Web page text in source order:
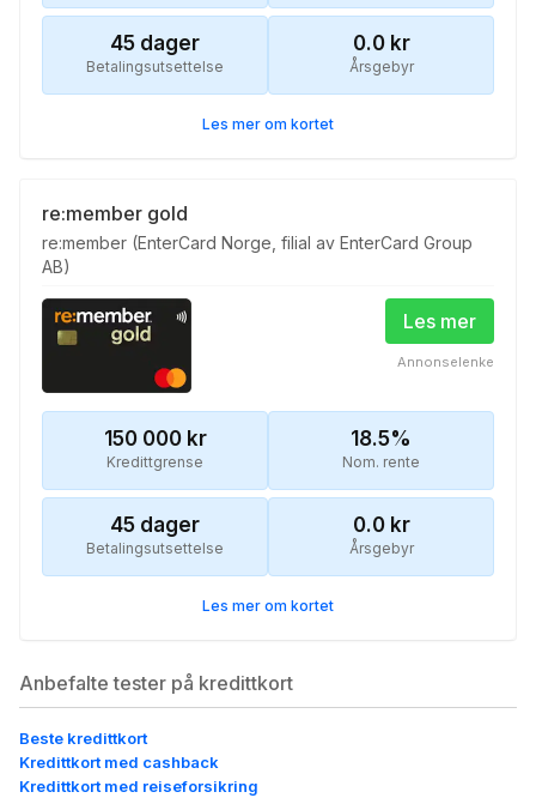
45 dager
Betalingsutsettelse
0.0kr
Årsgebyr
Les mer om kortet
re:member gold
re:member (EnterCard Norge, filial av EnterCard Group
AB)
Les mer
Annonselenke
150 000kr
Kredittgrense
18.5%
Nom. rente
45 dager
Betalingsutsettelse
0.0kr
Årsgebyr
Les mer om kortet
Anbefalte tester på kredittkort
Beste kredittkort
Kredittkort med cashback
Kredittkort med reiseforsikring